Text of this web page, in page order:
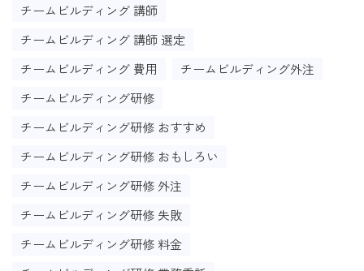
チームビルディング 講師
チームビルディング 講師 選定
チームビルディング 費用
チームビルディング外注
チームビルディング研修
チームビルディング研修 おすすめ
チームビルディング研修 おもしろい
チームビルディング研修 外注
チームビルディング研修 失敗
チームビルディング研修 料金